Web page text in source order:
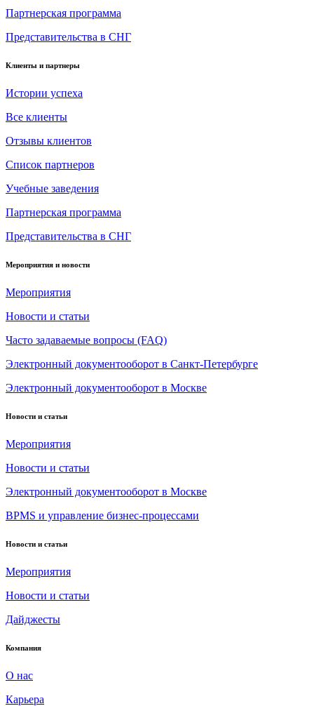
Партнерская программа
Представительства в СНГ
Клиенты и партнеры
Истории успеха
Все клиенты
Отзывы клиентов
Список партнеров
Учебные заведения
Партнерская программа
Представительства в СНГ
Мероприятия и новости
Мероприятия
Новости и статьи
Часто задаваемые вопросы (FAQ)
Электронный документооборот в Санкт-Петербурге
Электронный документооборот в Москве
Новости и статьи
Мероприятия
Новости и статьи
Электронный документооборот в Москве
BPMS и управление бизнес-процессами
Новости и статьи
Мероприятия
Новости и статьи
Дайджесты
Компания
О нас
Карьера